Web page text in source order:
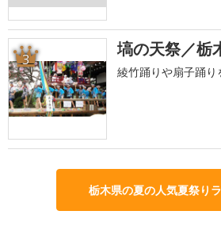
3 塙の天祭／栃
綾竹踊りや扇子踊
栃木県の夏の人気夏祭り